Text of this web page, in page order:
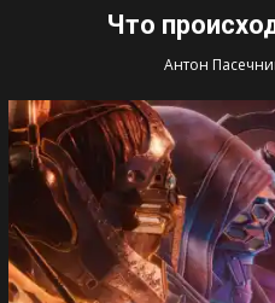
Что
Антон